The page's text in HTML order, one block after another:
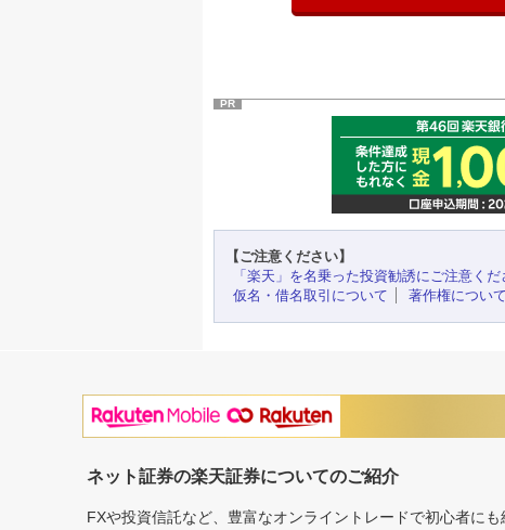
PR
【ご注意ください】
「楽天」を名乗った投資勧誘にご注意くだ
仮名・借名取引について
著作権について
ネット証券の楽天証券についてのご紹介
FXや投資信託など、豊富なオンライントレードで初心者に